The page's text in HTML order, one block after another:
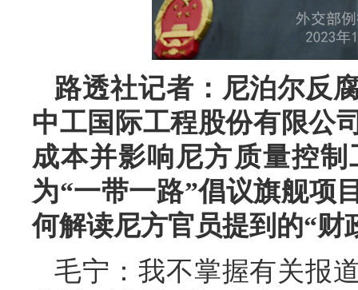
路透社记者：尼泊尔反
中工国际工程股份有限公
成本并影响尼方质量控
为“一带一路”倡议旗舰项
何解读尼方官员提到的“财
毛宁：我不掌握有关报